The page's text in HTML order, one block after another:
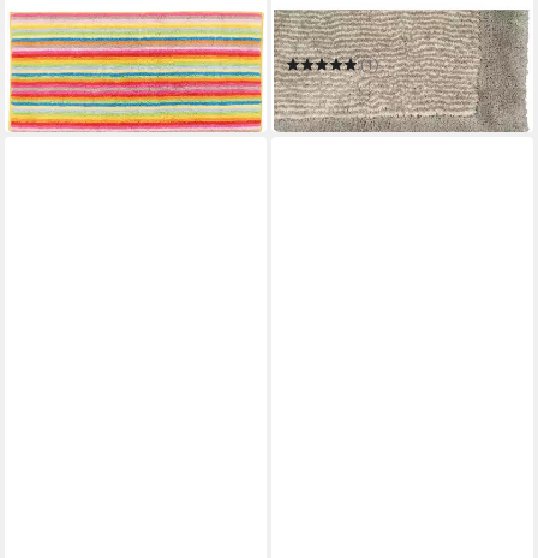
Badematte Lifestyle Streifen
7008
ab 79,90 €
in 2-3 Werktagen bei dir
Badematte Luxury Home
Two-Tone 590
(1)
ab 81,14 €
in 2-3 Werktagen bei dir